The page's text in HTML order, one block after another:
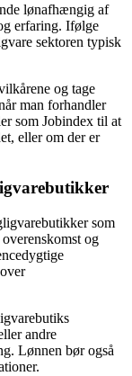
lønafhængig af
erfaring. Ifølge
sektoren typisk
og tage
man forhandler
som Jobindex til at
eller om der er
som
og
andre
Lønnen bør også